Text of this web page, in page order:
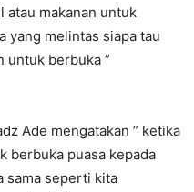
atau makanan untuk
yang melintas siapa tau
untuk berbuka ”
Ade mengatakan ” ketika
berbuka puasa kepada
sama seperti kita